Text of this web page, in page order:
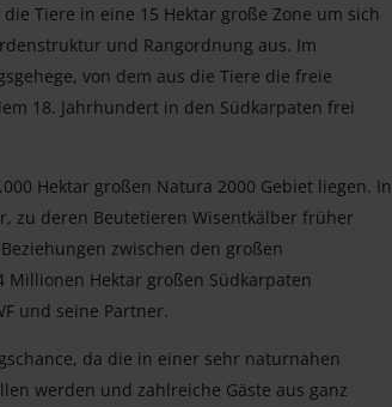
Tiere in eine 15 Hektar große Zone um sich
und Rangordnung aus. Im
von dem aus die Tiere die freie
18. Jahrhundert in den Südkarpaten frei
Hektar großen Natura 2000 Gebiet liegen. In
zu deren Beutetieren Wisentkälber früher
zwischen den großen
Hektar großen Südkarpaten
und seine Partner.
da die in einer sehr naturnahen
werden und zahlreiche Gäste aus ganz